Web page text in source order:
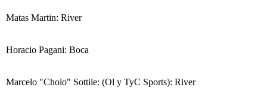
Matas Martin: River
Horacio Pagani: Boca
Marcelo "Cholo" Sottile: (Ol y TyC Sports): River